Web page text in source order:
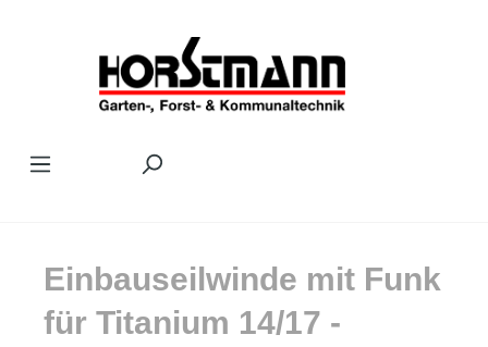
Einbauseilwinde mit Funk
für Titanium 14/17 -